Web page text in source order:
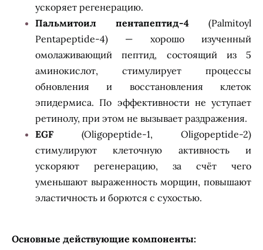
ускоряет регенерацию.
Пальмитоил пентапептид-4 (Palmitoyl
Pentapeptide-4) — хорошо изученный
омолаживающий пептид, состоящий из 5
аминокислот, стимулирует процессы
обновления и восстановления клеток
эпидермиса. По эффективности не уступает
ретинолу, при этом не вызывает раздражения.
EGF (Oligopeptide-1, Oligopeptide-2)
стимулируют клеточную активность и
ускоряют регенерацию, за счёт чего
уменьшают выраженность морщин, повышают
эластичность и борются с сухостью.
Основные действующие компоненты: